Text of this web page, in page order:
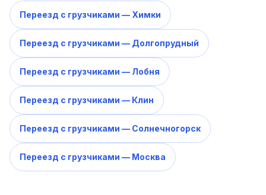
Переезд с грузчиками — Химки
Переезд с грузчиками — Долгопрудный
Переезд с грузчиками — Лобня
Переезд с грузчиками — Клин
Переезд с грузчиками — Солнечногорск
Переезд с грузчиками — Москва